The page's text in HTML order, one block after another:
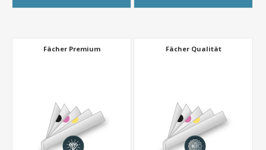
Fächer Premium Fächer Qualität